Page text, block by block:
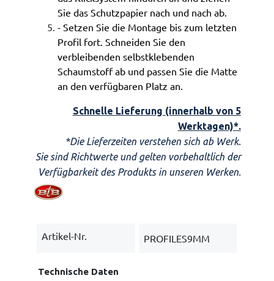
Sie das Schutzpapier nach und nach ab.
- Setzen Sie die Montage bis zum letzten
Profil fort. Schneiden Sie den
verbleibenden selbstklebenden
Schaumstoff ab und passen Sie die Matte
an den verfügbaren Platz an.
Schnelle Lieferung (innerhalb von 5
Werktagen)*.
*Die Lieferzeiten verstehen sich ab Werk.
Sie sind Richtwerte und gelten vorbehaltlich der
Verfügbarkeit des Produkts in unseren Werken.
Artikel-Nr. PROFILES9MM
Technische Daten